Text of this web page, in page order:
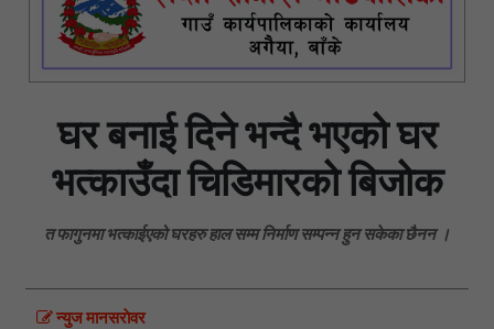
घर बनाई दिने भन्दै भएको घर
भत्काउँदा चिडिमारको बिजोक
त फागुनमा भत्काईएको घरहरु हाल सम्म निर्माण सम्पन्न हुन सकेका छैनन ।
न्युज मानसराेवर